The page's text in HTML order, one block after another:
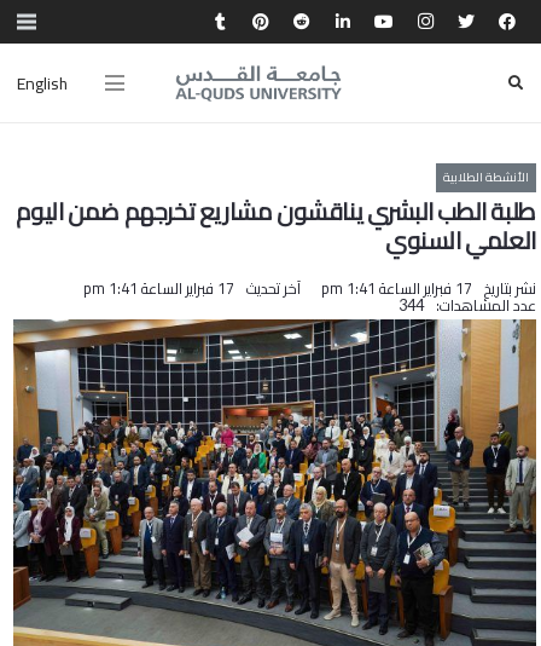
English
الأنشطة الطلابية
طلبة الطب البشري يناقشون مشاريع تخرجهم ضمن اليوم
العلمي السنوي
نشر بتاريخ 17 فبراير الساعة 1:41 pm آخر تحديث 17 فبراير الساعة 1:41 pm
عدد المشاهدات: 344